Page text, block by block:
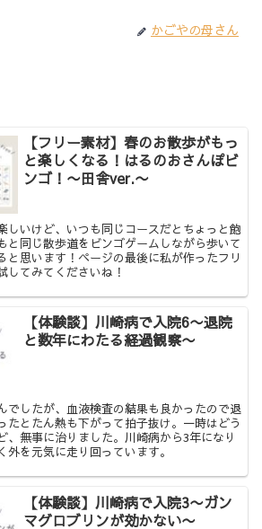
かごやの母さん
【フリー素材】春のお散歩がもっ
と楽しくなる！はるのおさんぽビ
ンゴ！〜田舎ver.〜
しいけど、いつも同じコースだとちょっと飽
と同じ散歩道をビンゴゲームしながら歩いて
と思います！ページの最後に私が作ったフリ
してみてくださいね！
【体験談】川崎病で入院6〜退院
と数年にわたる経過観察〜
でしたが、血液検査の結果も良かったので退
たとたん熱も下がって拍子抜け。一時はどう
、無事に治りました。川崎病から3年になり
外を元気に走り回っています。
【体験談】川崎病で入院3〜ガン
マグロブリンが効かない〜